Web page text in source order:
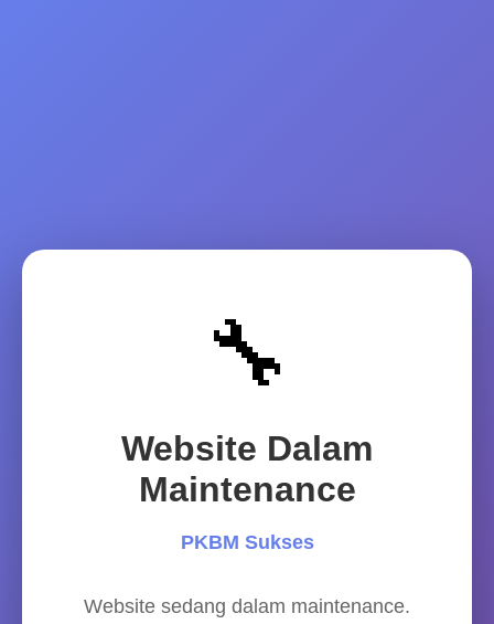
🔧
Website Dalam
Maintenance
PKBM Sukses
Website sedang dalam maintenance.